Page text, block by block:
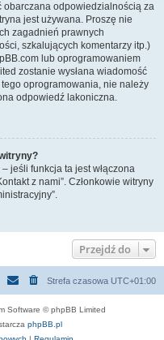
obarczana odpowiedzialnością za
jest używana. Proszę nie
zagadnień prawnych
szkalujących komentarzy itp.)
lub oprogramowaniem
zostanie wysłana wiadomość
oprogramowania, nie należy
odpowiedź lakoniczna.
jeśli funkcja ta jest włączona
z nami”. Członkowie witryny
Przejdź do
Strefa czasowa UTC+01:00
Software © phpBB Limited
phpBB.pl